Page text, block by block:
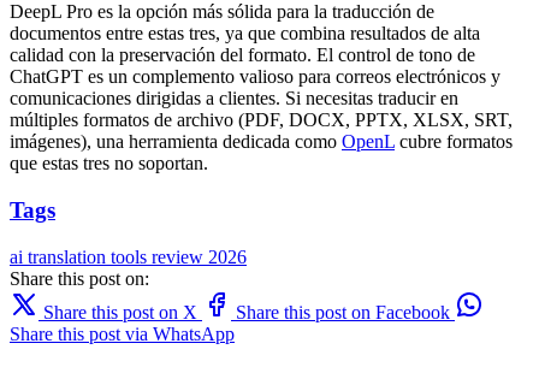
DeepL Pro es la opción más sólida para la traducción de
documentos entre estas tres, ya que combina resultados de alta
calidad con la preservación del formato. El control de tono de
ChatGPT es un complemento valioso para correos electrónicos y
comunicaciones dirigidas a clientes. Si necesitas traducir en
múltiples formatos de archivo (PDF, DOCX, PPTX, XLSX, SRT,
imágenes), una herramienta dedicada como OpenL cubre formatos
que estas tres no soportan.
Tags
ai translation tools review 2026
Share this post on:
Share this post on X
Share this post on Facebook
Share this post via WhatsApp